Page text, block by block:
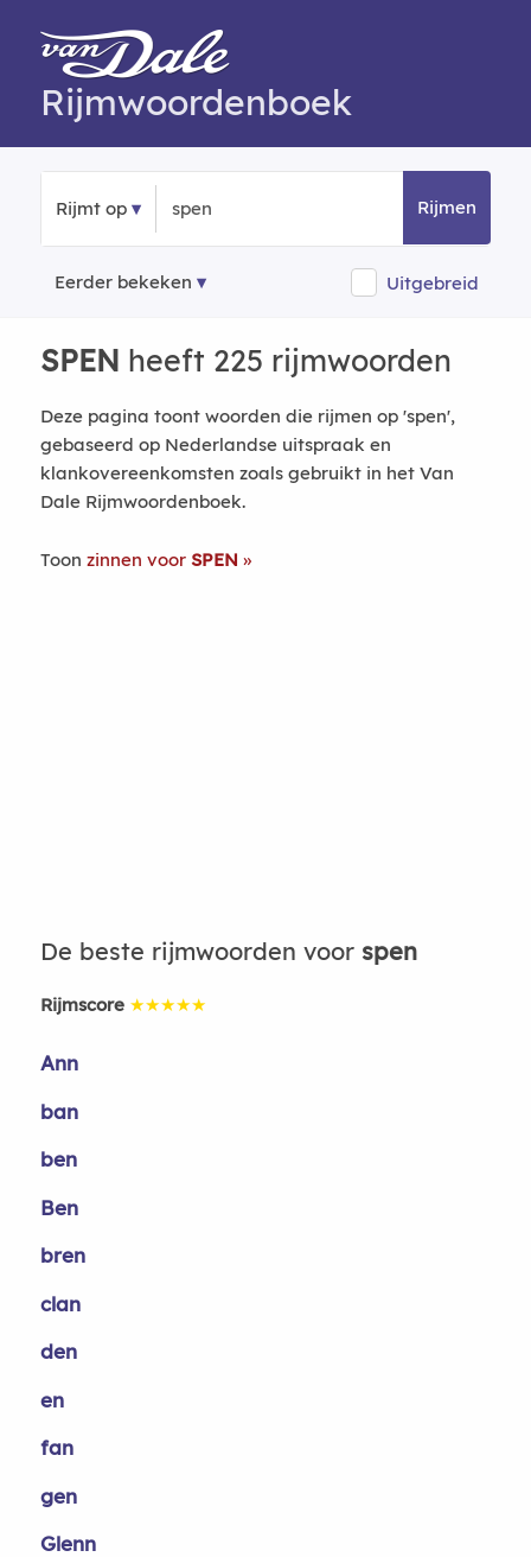
Rijmwoordenboek
Rijmt op Rijmen
Eerder bekeken Uitgebreid
SPEN heeft 225 rijmwoorden
Deze pagina toont woorden die rijmen op 'spen',
gebaseerd op Nederlandse uitspraak en
klankovereenkomsten zoals gebruikt in het Van
Dale Rijmwoordenboek.
Toon zinnen voor SPEN
De beste rijmwoorden voor spen
Rijmscore ★★★★★
Ann
ban
ben
Ben
bren
clan
den
en
fan
gen
Glenn